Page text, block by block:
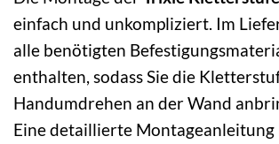
einfach und unkompliziert. Im
alle benötigten
enthalten, sodass Sie die
Handumdrehen an der Wand
Eine detaillierte